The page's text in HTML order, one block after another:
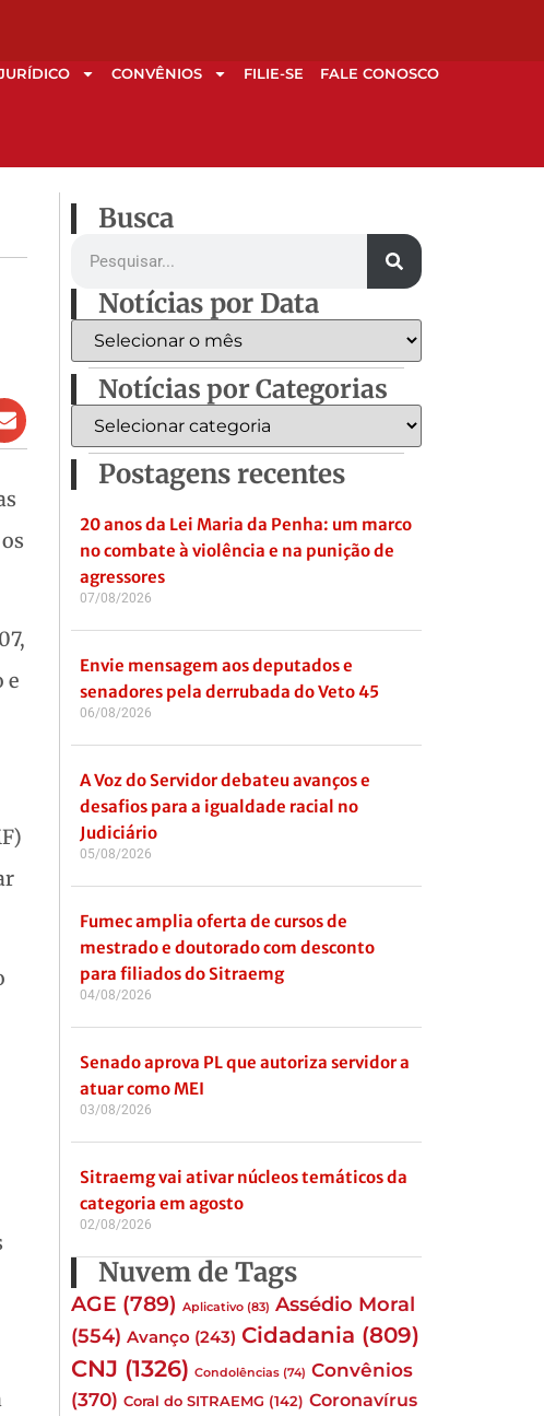
CONVÊNIOS FILIE-SE FALE CONOSCO
e
Busca
Notícias por Data
Notícias por Categorias
Postagens recentes
20 anos da Lei Maria da Penha: um marco
no combate à violência e na punição de
agressores
07/08/2026
Envie mensagem aos deputados e
senadores pela derrubada do Veto 45
06/08/2026
A Voz do Servidor debateu avanços e
desafios para a igualdade racial no
Judiciário
05/08/2026
Fumec amplia oferta de cursos de
mestrado e doutorado com desconto
para filiados do Sitraemg
04/08/2026
Senado aprova PL que autoriza servidor a
atuar como MEI
03/08/2026
Sitraemg vai ativar núcleos temáticos da
categoria em agosto
02/08/2026
Nuvem de Tags
AGE (789) Aplicativo (83) Assédio Moral
(554) Avanço (243) Cidadania (809)
CNJ (1326) Condolências (74) Convênios
(370) Coral do SITRAEMG (142) Coronavírus